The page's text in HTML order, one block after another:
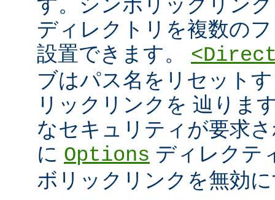
ディレクトリを複数の
設置できます。
ブはパス名をリセット
リックリンクを 辿りま
なセキュリティが要求
に Options ディレクテ
ボリックリンクを無効